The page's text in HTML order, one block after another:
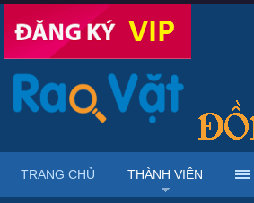
TRANG CHỦ THÀNH VIÊN